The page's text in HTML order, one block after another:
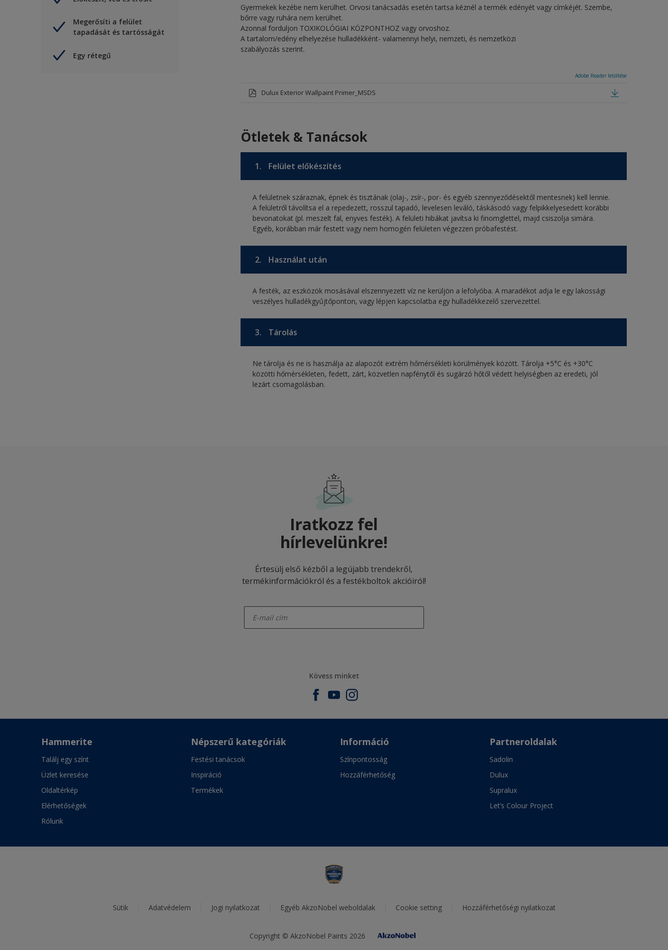
Megerősíti a felület
tapadását és tartósságát
Egy rétegű
Gyermekek kezébe nem kerülhet. Orvosi tanácsadás esetén tartsa kéznél a termék edényét vagy címkéjét. Szembe,
bőrre vagy ruhára nem kerülhet.
Azonnal forduljon TOXIKOLÓGIAI KÖZPONTHOZ vagy orvoshoz.
A tartalom/edény elhelyezése hulladékként- valamennyi helyi, nemzeti, és nemzetközi
szabályozás szerint.
Adobe Reader letöltése
Dulux Exterior Wallpaint Primer_MSDS
Ötletek & Tanácsok
1. Felület előkészítés
A felületnek száraznak, épnek és tisztának (olaj-, zsír-, por- és egyéb szennyeződésektől mentesnek) kell lennie.
A felületről távolítsa el a repedezett, rosszul tapadó, levelesen leváló, táskásodó vagy felpikkelyesedett korábbi
bevonatokat (pl. meszelt fal, enyves festék). A felületi hibákat javítsa ki finomglettel, majd csiszolja simára.
Egyéb, korábban már festett vagy nem homogén felületen végezzen próbafestést.
2. Használat után
A festék, az eszközök mosásával elszennyezett víz ne kerüljön a lefolyóba. A maradékot adja le egy lakossági
veszélyes hulladékgyűjtőponton, vagy lépjen kapcsolatba egy hulladékkezelő szervezettel.
3. Tárolás
Ne tárolja és ne is használja az alapozót extrém hőmérsékleti körülmények között. Tárolja +5°C és +30°C
közötti hőmérsékleten, fedett, zárt, közvetlen napfénytől és sugárzó hőtől védett helyiségben az eredeti, jól
lezárt csomagolásban.
Iratkozz fel
hírlevelünkre!
Értesülj első kézből a legújabb trendekről,
termékinformációkról és a festékboltok akcióiról!
Kövess minket
Hammerite
Találj egy színt
Üzlet keresése
Oldaltérkép
Elérhetőségek
Rólunk
Népszerű kategóriák
Festési tanácsok
Inspiráció
Termékek
Információ
Színpontosság
Hozzáférhetőség
Partneroldalak
Sadolin
Dulux
Supralux
Let’s Colour Project
Sütik Adatvédelem Jogi nyilatkozat Egyéb AkzoNobel weboldalak Cookie setting Hozzáférhetőségi nyilatkozat
Copyright © AkzoNobel Paints 2026